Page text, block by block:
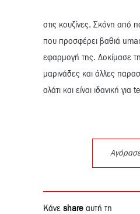
στις κουζίνες. Σκόνη από
που προσφέρει βαθιά
εφαρμογή της. Δοκίμασε
μαρινάδες και άλλες
αλάτι και είναι ιδανική
Κάνε share αυτή τη